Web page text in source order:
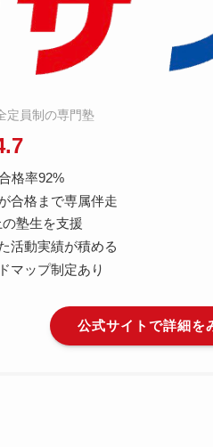
定員制の専門塾
格率92%
合格まで専属伴走
塾生を支援
活動実績が積める
マップ制定あり
公式サイトで詳細を